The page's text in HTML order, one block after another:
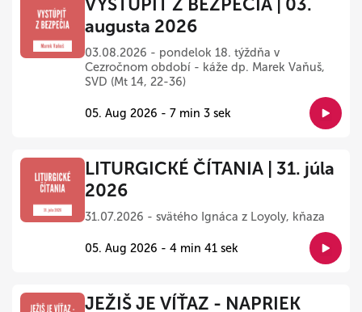
VYSTÚPIŤ Z BEZPEČIA | 03.
augusta 2026
03.08.2026 - pondelok 18. týždňa v
Cezročnom období - káže dp. Marek Vaňuš,
SVD (Mt 14, 22-36)
05. Aug 2026 - 7 min 3 sek
LITURGICKÉ ČÍTANIA | 31. júla
2026
31.07.2026 - svätého Ignáca z Loyoly, kňaza
05. Aug 2026 - 4 min 41 sek
JEŽIŠ JE VÍŤAZ - NAPRIEK